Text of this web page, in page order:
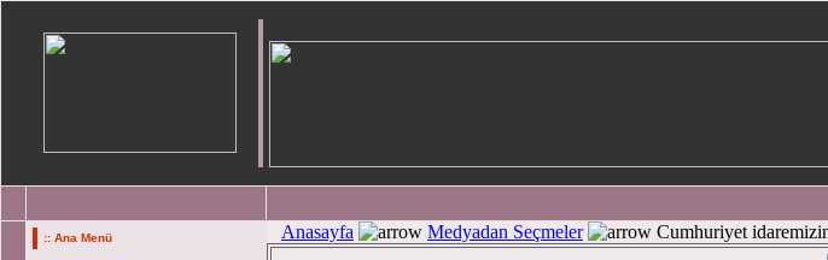
:: Ana Menü Anasayfa Medyadan Seçmeler Cumhuriyet